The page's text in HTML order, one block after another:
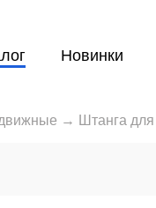
Новинки
→ Штанга